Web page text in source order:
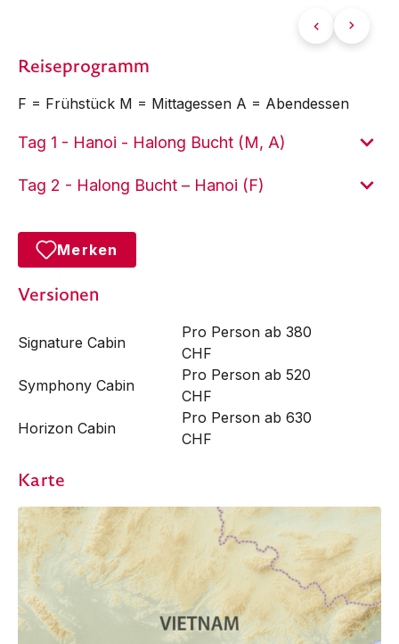
Reiseprogramm
F = Frühstück M = Mittagessen A = Abendessen
Tag 1 - Hanoi - Halong Bucht (M, A)
Tag 2 - Halong Bucht – Hanoi (F)
Merken
Versionen
Signature Cabin
Pro Person ab 380
CHF
Symphony Cabin
Pro Person ab 520
CHF
Horizon Cabin
Pro Person ab 630
CHF
Karte